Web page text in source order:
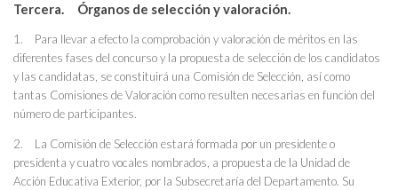
Tercera. Órganos de selección y valoración.
1. Para llevar a efecto la comprobación y valoración de méritos en las
diferentes fases del concurso y la propuesta de selección de los candidatos
y las candidatas, se constituirá una Comisión de Selección, así como
tantas Comisiones de Valoración como resulten necesarias en función del
número de participantes.
2. La Comisión de Selección estará formada por un presidente o
presidenta y cuatro vocales nombrados, a propuesta de la Unidad de
Acción Educativa Exterior, por la Subsecretaría del Departamento. Su